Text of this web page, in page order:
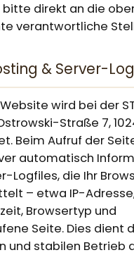
bitte direkt an die
verantwortliche
& Server-
wird bei der
Straße 7,
Beim Aufruf der
automatisch
Logfiles, die Ihr
– etwa IP-
Browsertyp und
Seite. Dies dient
und stabilen Betrieb